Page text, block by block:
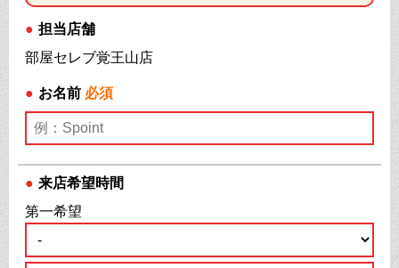
● 担当店舗
部屋セレブ覚王山店
● お名前 必須
● 来店希望時間
第一希望